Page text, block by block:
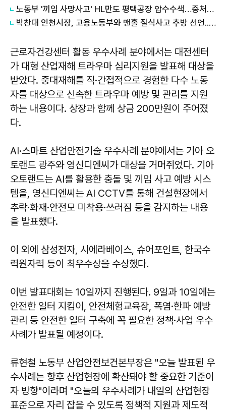
노동부 '끼임 사망사고' HL만도 평택공장 압수수색…중처법 위반 등 수사
박찬대 인천시장, 고용노동부와 맨홀 질식사고 추방 선언...사전 안전확인제 도입
근로자건강센터 활동 우수사례 분야에서는 대전센터
가 대형 산업재해 트라우마 심리지원을 발표해 대상을
받았다. 중대재해를 직·간접적으로 경험한 다수 노동
자를 대상으로 신속한 트라우마 예방 및 관리를 지원
하는 내용이다. 상장과 함께 상금 200만원이 주어졌
다.
AI·스마트 산업안전기술 우수사례 분야에서는 기아 오
토랜드 광주와 영신디엔씨가 대상을 거머쥐었다. 기아
오토랜드는 AI를 활용한 충돌 및 끼임 사고 예방 시스
템을, 영신디엔씨는 AI CCTV를 통해 건설현장에서
추락·화재·안전모 미착용·쓰러짐 등을 감지하는 내용
을 발표했다.
이 외에 삼성전자, 시에라베이스, 슈어포인트, 한국수
력원자력 등이 최우수상을 수상했다.
이번 발표대회는 10일까지 진행된다. 9일과 10일에는
안전한 일터 지킴이, 안전체험교육장, 폭염·한파 예방
관리 등 안전한 일터 구축에 꼭 필요한 정책·사업 우수
사례가 발표될 예정이다.
류현철 노동부 산업안전보건본부장은 "오늘 발표된 우
수사례는 향후 산업현장에 확산돼야 할 중요한 기준이
자 방향"이라며 "오늘의 우수사례가 내일의 산업현장
표준으로 자리 잡을 수 있도록 정책적 지원과 제도적